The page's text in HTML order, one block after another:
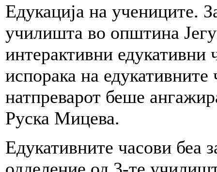
Едукација на учениците.
училишта во општина
интерактивни едукативни
испорака на
натпреварот беше
Руска Мицева.
Едукативните часови беа